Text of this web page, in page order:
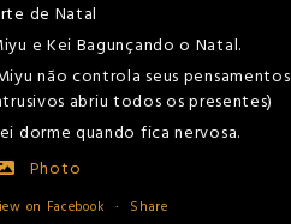
de Natal
e Kei Bagunçando o Natal.
não controla seus pensamentos
abriu todos os presentes)
dorme quando fica nervosa.
Photo
on Facebook · Share